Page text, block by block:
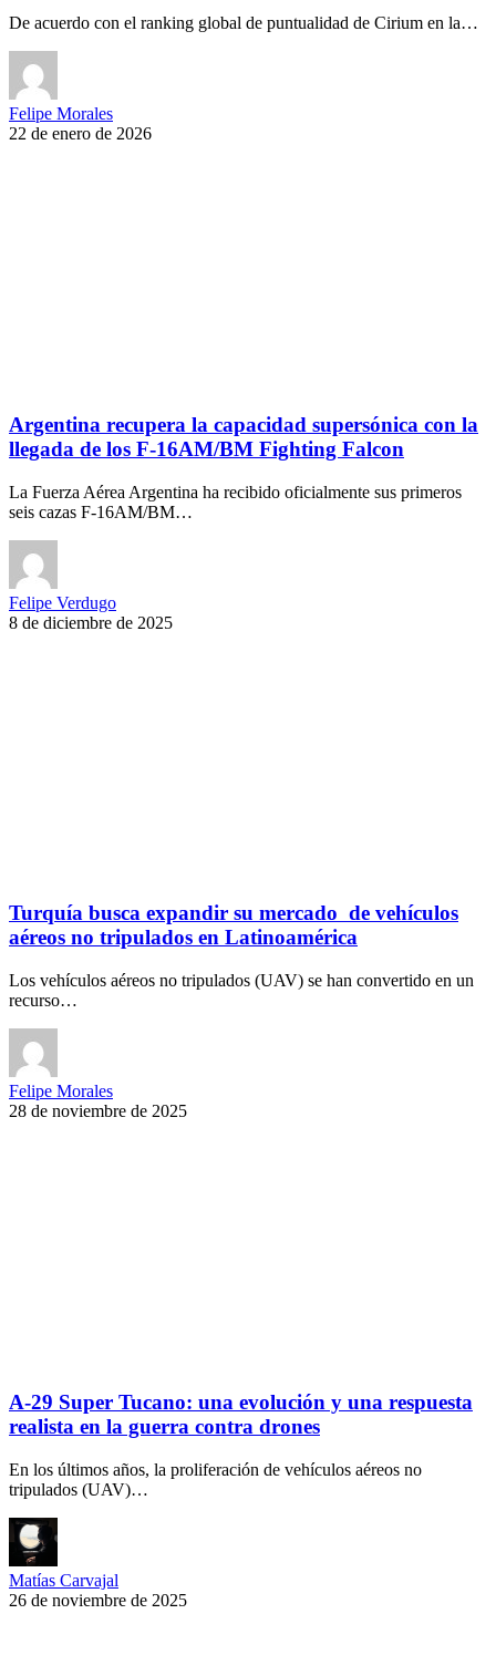
De acuerdo con el ranking global de puntualidad de Cirium en la…
Felipe Morales
22 de enero de 2026
Argentina recupera la capacidad supersónica con la
llegada de los F-16AM/BM Fighting Falcon
La Fuerza Aérea Argentina ha recibido oficialmente sus primeros
seis cazas F-16AM/BM…
Felipe Verdugo
8 de diciembre de 2025
Turquía busca expandir su mercado de vehículos
aéreos no tripulados en Latinoamérica
Los vehículos aéreos no tripulados (UAV) se han convertido en un
recurso…
Felipe Morales
28 de noviembre de 2025
A-29 Super Tucano: una evolución y una respuesta
realista en la guerra contra drones
En los últimos años, la proliferación de vehículos aéreos no
tripulados (UAV)…
Matías Carvajal
26 de noviembre de 2025